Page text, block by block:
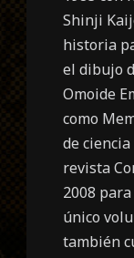
Shinji
historia
el dibujo
Omoide
como
de
revista
2008
único
también